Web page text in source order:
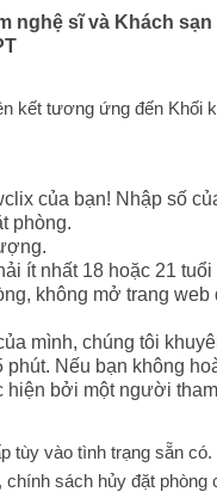
nghệ sĩ và Khách
kết tương ứng đến Khối
của bạn! Nhập số
phòng.
ít nhất 18 hoặc 21
không mở trang
mình, chúng tôi
Nếu bạn không
bởi một người
vào tình trạng sẵn
chính sách hủy đặt